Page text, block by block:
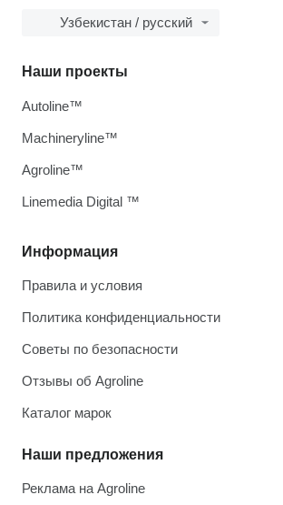
Узбекистан / русский
Информация
Правила и условия
Политика конфиденциальности
Советы по безопасности
Отзывы об Agroline
Каталог марок
Наши предложения
Реклама на Agroline
Наши проекты
Autoline™
Machineryline™
Agroline™
Linemedia Digital ™